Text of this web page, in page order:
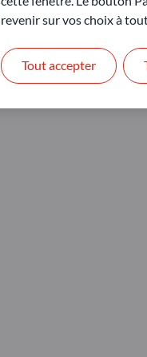
revenir sur vos choix à
Tout accepter